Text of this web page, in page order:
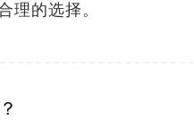
理的选择。